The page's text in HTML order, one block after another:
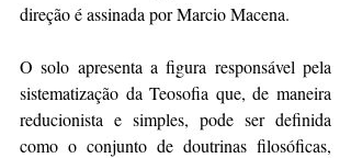
direção é assinada por Marcio Macena.
O solo apresenta a figura responsável pela
sistematização da Teosofia que, de maneira
reducionista e simples, pode ser definida
como o conjunto de doutrinas filosóficas,